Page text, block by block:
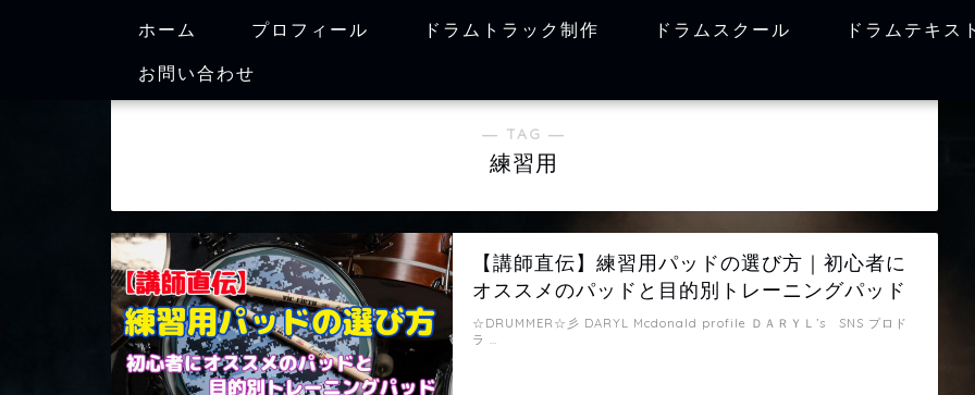
ホーム プロフィール ドラムトラック制作 ドラムスクール
ドラムテキス
お問い合わせ
― TAG ―
練習用
【講師直伝】練習用パッドの選び方｜初心者に
オススメのパッドと目的別トレーニングパッド
☆DRUMMER☆彡 DARYL Mcdonald profile ＤＡＲＹＬ’s SNS プロド
ラ …